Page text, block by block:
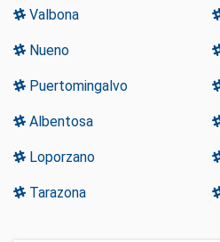
Valbona
Nueno
Puertomingalvo
Albentosa
Loporzano
Tarazona